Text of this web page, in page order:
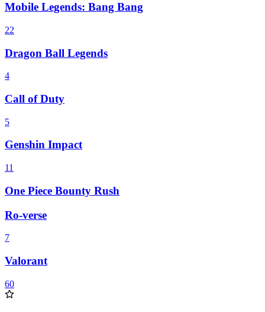
Mobile Legends: Bang Bang
22
Dragon Ball Legends
4
Call of Duty
5
Genshin Impact
11
One Piece Bounty Rush
Ro-verse
7
Valorant
60